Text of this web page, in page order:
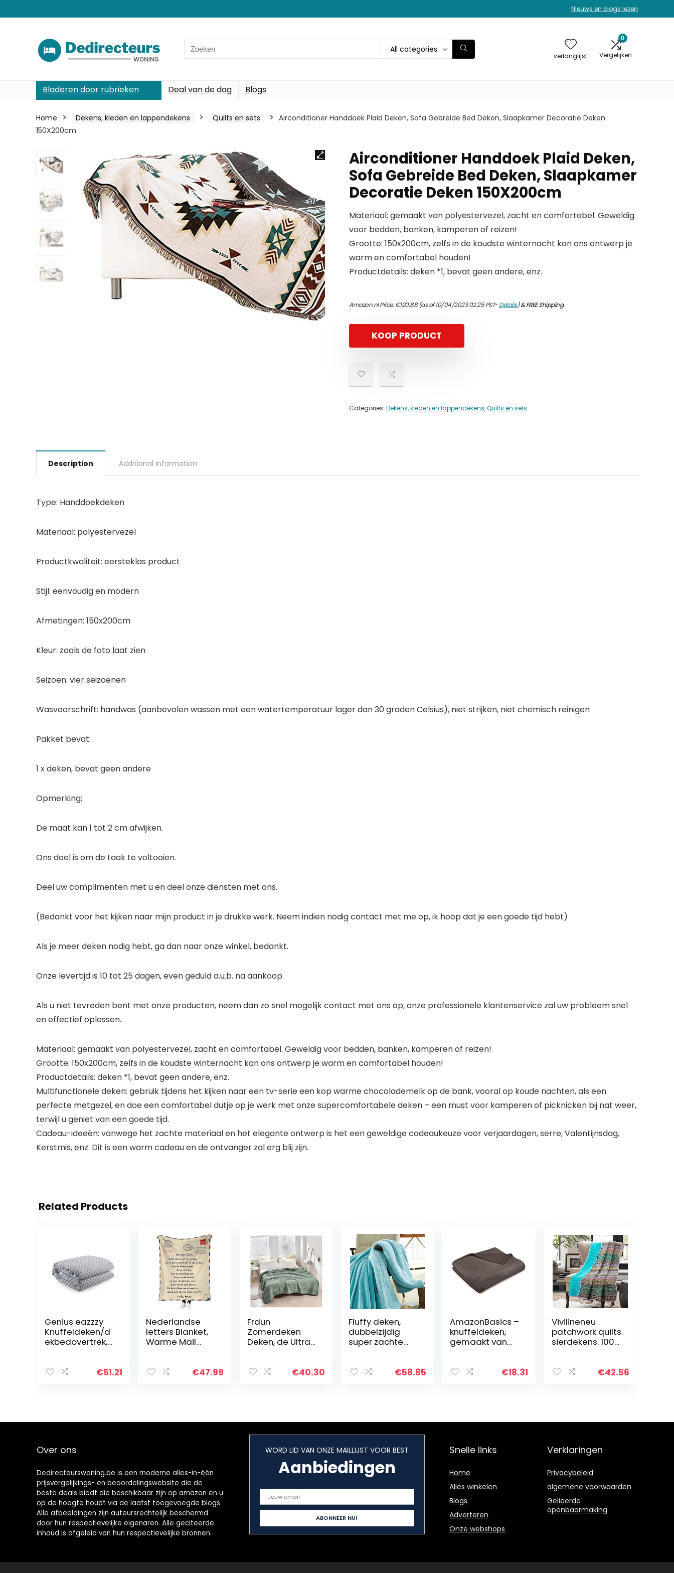
Nieuws en blogs lezen
Search
for:
All categories
verlanglijst
0
Vergelijken
Bladeren door rubrieken Deal van de dag Blogs
Home Dekens, kleden en lappendekens Quilts en sets
Airconditioner Handdoek Plaid Deken, Sofa Gebreide Bed Deken, Slaapkamer Decoratie Deken
150X200cm
Airconditioner Handdoek Plaid Deken,
Sofa Gebreide Bed Deken, Slaapkamer
Decoratie Deken 150X200cm
Materiaal: gemaakt van polyestervezel, zacht en comfortabel. Geweldig
voor bedden, banken, kamperen of reizen!
Grootte: 150x200cm, zelfs in de koudste winternacht kan ons ontwerp je
warm en comfortabel houden!
Productdetails: deken *1, bevat geen andere, enz.
Amazon.nl Price:€120.88(as of 10/04/2023 02:25 PST-Details)&FREE Shipping.
KOOP PRODUCT
Categories: Dekens, kleden en lappendekens,Quilts en sets
Description Additional information
Type: Handdoekdeken
Materiaal: polyestervezel
Productkwaliteit: eersteklas product
Stijl: eenvoudig en modern
Afmetingen: 150x200cm
Kleur: zoals de foto laat zien
Seizoen: vier seizoenen
Wasvoorschrift: handwas (aanbevolen wassen met een watertemperatuur lager dan 30 graden Celsius), niet strijken, niet chemisch reinigen
Pakket bevat:
1 x deken, bevat geen andere
Opmerking:
De maat kan 1 tot 2 cm afwijken.
Ons doel is om de taak te voltooien.
Deel uw complimenten met u en deel onze diensten met ons.
(Bedankt voor het kijken naar mijn product in je drukke werk. Neem indien nodig contact met me op, ik hoop dat je een goede tijd hebt)
Als je meer deken nodig hebt, ga dan naar onze winkel, bedankt.
Onze levertijd is 10 tot 25 dagen, even geduld a.u.b. na aankoop.
Als u niet tevreden bent met onze producten, neem dan zo snel mogelijk contact met ons op, onze professionele klantenservice zal uw probleem snel
en effectief oplossen.
Materiaal: gemaakt van polyestervezel, zacht en comfortabel. Geweldig voor bedden, banken, kamperen of reizen!
Grootte: 150x200cm, zelfs in de koudste winternacht kan ons ontwerp je warm en comfortabel houden!
Productdetails: deken *1, bevat geen andere, enz.
Multifunctionele deken: gebruik tijdens het kijken naar een tv-serie een kop warme chocolademelk op de bank, vooral op koude nachten, als een
perfecte metgezel, en doe een comfortabel dutje op je werk met onze supercomfortabele deken – een must voor kamperen of picknicken bij nat weer,
terwijl u geniet van een goede tijd.
Cadeau-ideeën: vanwege het zachte materiaal en het elegante ontwerp is het een geweldige cadeaukeuze voor verjaardagen, serre, Valentijnsdag,
Kerstmis, enz. Dit is een warm cadeau en de ontvanger zal erg blij zijn.
Related Products
Genius eazzzy
Knuffeldeken/d
ekbedovertrek,
warme
€51.21
Nederlandse
letters Blanket,
Warme Mail
deken,
€47.99
Frdun
Zomerdeken
Deken, de Ultra
Twin Beds, Ultra
€40.30
Fluffy deken,
dubbelzijdig
super zachte
lamsvacht
€58.85
AmazonBasics –
knuffeldeken,
gemaakt van
cm – grijs
€18.31
Vivilineneu
patchwork quilts
sierdekens. 100%
Boheemse
bed…
€42.56
Over ons
Dedirecteurswoning.be is een moderne alles-in-één
prijsvergelijkings- en beoordelingswebsite die de
beste deals biedt die beschikbaar zijn op amazon en u
op de hoogte houdt via de laatst toegevoegde blogs.
Alle afbeeldingen zijn auteursrechtelijk beschermd
door hun respectievelijke eigenaren. Alle geciteerde
inhoud is afgeleid van hun respectievelijke bronnen.
WORD LID VAN ONZE MAILLIJST VOOR BEST
Aanbiedingen
Snelle links
Home
Alles winkelen
Blogs
Adverteren
Onze webshops
Verklaringen
Privacybeleid
algemene voorwaarden
Gelieerde
openbaarmaking